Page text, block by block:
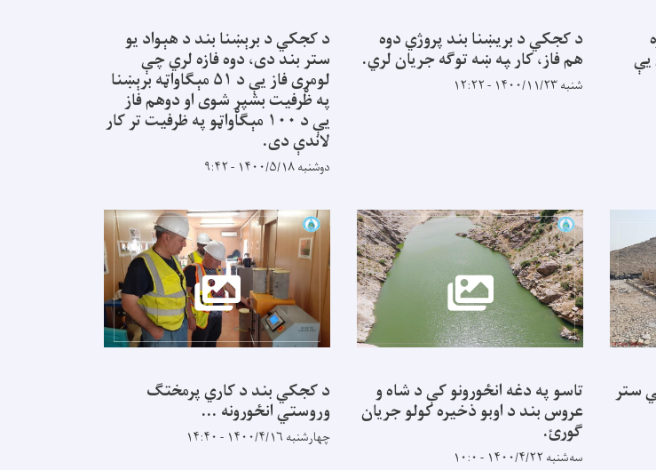
یې
د کجکي د بریښنا بند پروژي دوه
هم فاز، کار ‍په ښه توګه جریان لري.
شنبه ۱۴۰۰/۱۱/۲۳ - ۱۲:۲۲
د کجکي د برېښنا بند د هېواد یو
ستر بند دی، دوه فازه لري چې
لومړی فاز یې د ۵۱ مېګاواټه برېښنا
په ظرفیت بشپړ شوی او دوهم فاز
یې د ۱۰۰ مېګاواټو په ظرفیت تر کار
لاندې دی.
دوشنبه ۱۴۰۰/۵/۱۸ - ۹:۴۲
ستر تاسو په دغه انځورونو کې د شاه و
عروس بند د اوبو ذخیره کولو جریان
ګورئ.
سه‌شنبه ۱۴۰۰/۴/۲۲ - ۱۰:۰
د کجکي بند د کاري پرمختګ
وروستي انځورونه ...
چهارشنبه ۱۴۰۰/۴/۱۶ - ۱۴:۴۰